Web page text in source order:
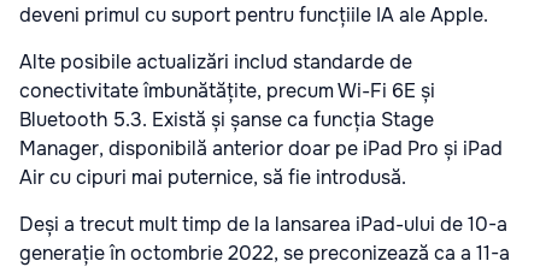
deveni primul cu suport pentru funcțiile IA ale Apple.
Alte posibile actualizări includ standarde de
conectivitate îmbunătățite, precum Wi-Fi 6E și
Bluetooth 5.3. Există și șanse ca funcția Stage
Manager, disponibilă anterior doar pe iPad Pro și iPad
Air cu cipuri mai puternice, să fie introdusă.
Deși a trecut mult timp de la lansarea iPad-ului de 10-a
generație în octombrie 2022, se preconizează ca a 11-a